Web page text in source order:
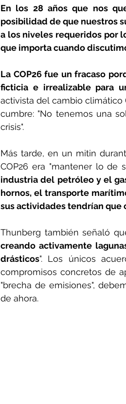
En los 28 años que nos
posibilidad de que nuestros
a los niveles requeridos por
que importa cuando
La COP26 fue un fracaso
ficticia e irrealizable para
activista del cambio climático
cumbre: "No tenemos una
crisis".
Más tarde, en un mitin
COP26 era "mantener lo de
industria del petróleo y el
hornos, el transporte
sus actividades tendrían que
Thunberg también señaló
creando activamente
drásticos". Los únicos
compromisos concretos de
"brecha de emisiones",
de ahora.